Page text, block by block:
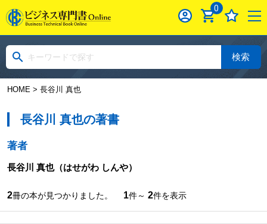
0
検索
HOME> 長谷川 真也
長谷川 真也の著書
著者
長谷川 真也（はせがわ しんや）
2冊の本が見つかりました。 1件～ 2件を表示